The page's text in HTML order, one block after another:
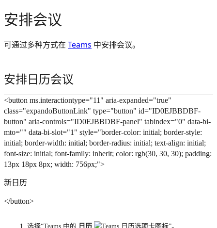
安排会议
可通过多种方式在 Teams 中安排会议。
安排日历会议
<button ms.interactiontype="11" aria-expanded="true"
class="expandoButtonLink" type="button" id="ID0EJBBDBF-
button" aria-controls="ID0EJBBDBF-panel" tabindex="0" data-bi-
mto="" data-bi-slot="1" style="border-color: initial; border-style:
initial; border-width: initial; border-radius: initial; text-align: initial;
font-size: initial; font-family: inherit; color: rgb(30, 30, 30); padding:
13px 18px 8px; width: 756px;">
新日历
</button>
选择“Teams 中的 日历 ”。